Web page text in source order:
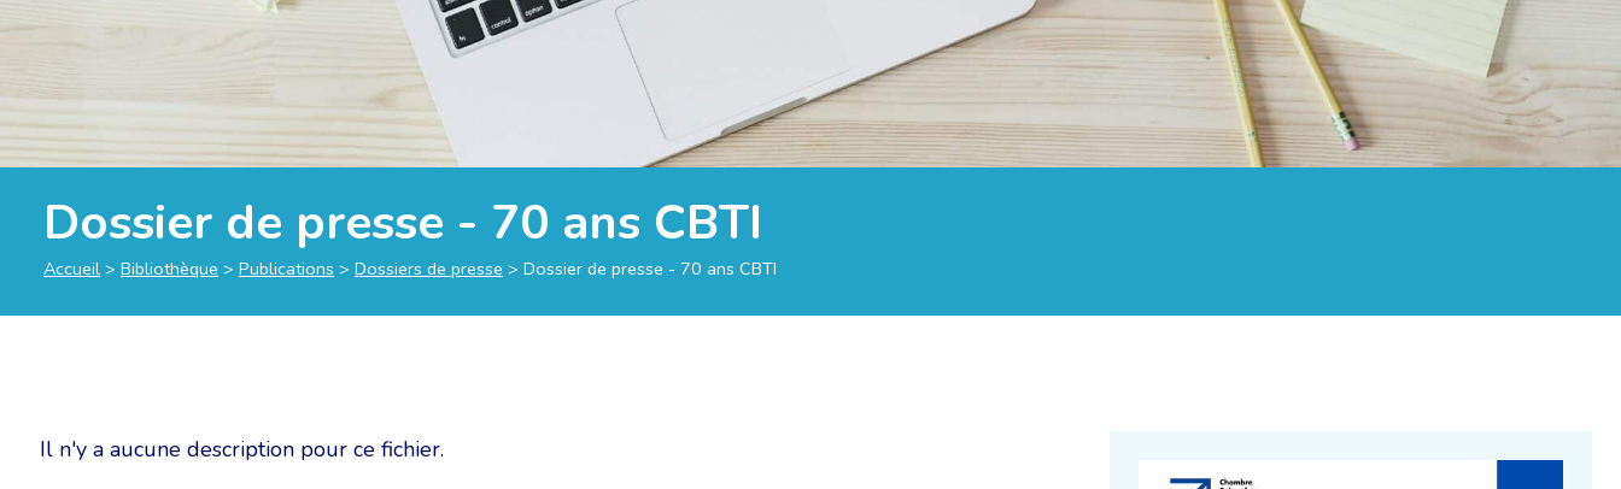
Dossier de presse - 70 ans CBTI
Accueil > Bibliothèque > Publications > Dossiers de presse > Dossier de presse - 70 ans CBTI
Il n'y a aucune description pour ce fichier.